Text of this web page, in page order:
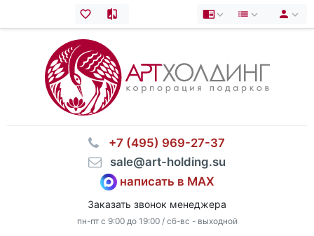
⠀+7 (495) 969-27-37
⠀sale@art-holding.su
написать в MAX
Заказать звонок менеджера
пн-пт с 9:00 до 19:00 / сб-вс - выходной